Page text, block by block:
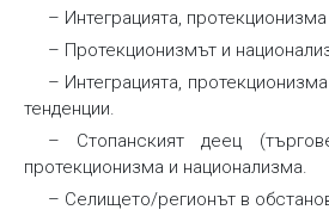
– Интеграцията,
– Протекционизмът и
– Интеграцията,
тенденции.
– Стопанският деец
протекционизма и национализма.
– Селището/регионът в